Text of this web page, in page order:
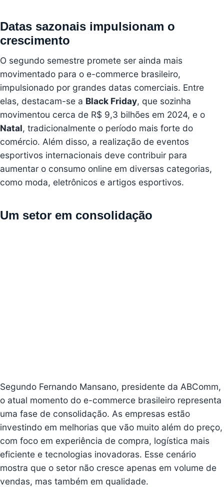
Datas sazonais impulsionam o
crescimento
O segundo semestre promete ser ainda mais
movimentado para o e-commerce brasileiro,
impulsionado por grandes datas comerciais. Entre
elas, destacam-se a Black Friday, que sozinha
movimentou cerca de R$ 9,3 bilhões em 2024, e o
Natal, tradicionalmente o período mais forte do
comércio. Além disso, a realização de eventos
esportivos internacionais deve contribuir para
aumentar o consumo online em diversas categorias,
como moda, eletrônicos e artigos esportivos.
Um setor em consolidação
Segundo Fernando Mansano, presidente da ABComm,
o atual momento do e-commerce brasileiro representa
uma fase de consolidação. As empresas estão
investindo em melhorias que vão muito além do preço,
com foco em experiência de compra, logística mais
eficiente e tecnologias inovadoras. Esse cenário
mostra que o setor não cresce apenas em volume de
vendas, mas também em qualidade.